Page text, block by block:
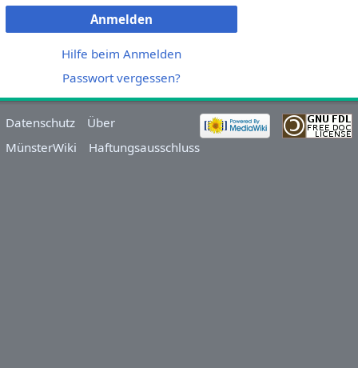
Anmelden
Hilfe beim Anmelden
Passwort vergessen?
Datenschutz
Über
MünsterWiki
Haftungsausschluss